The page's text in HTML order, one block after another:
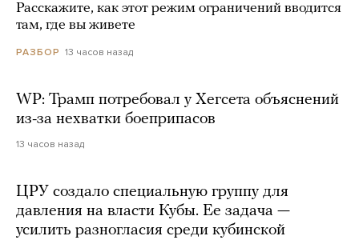
Расскажите, как этот режим ограничений вводится
там, где вы живете
РАЗБОР 13 часов назад
WP: Трамп потребовал у Хегсета объяснений
из-за нехватки боеприпасов
13 часов назад
ЦРУ создало специальную группу для
давления на власти Кубы. Ее задача —
усилить разногласия среди кубинской